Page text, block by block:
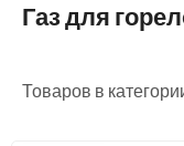
Газ для
Товаров в